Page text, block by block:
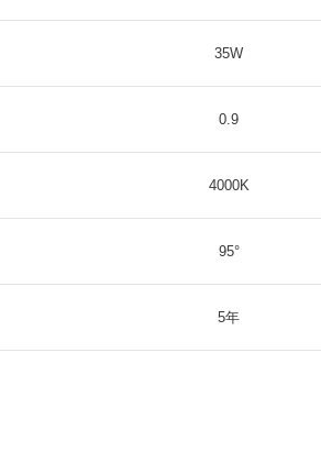
35W
0.9
4000K
95°
5年